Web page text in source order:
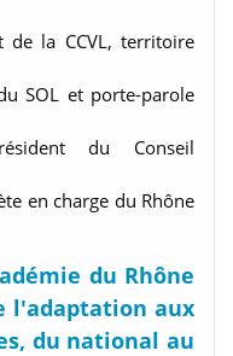
de la CCVL, territoire
SOL et porte-parole
du Conseil
en charge du Rhône
du Rhône
l'adaptation aux
du national au